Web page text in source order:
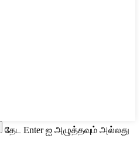
தேட Enter ஐ அழுத்தவும் அல்லது